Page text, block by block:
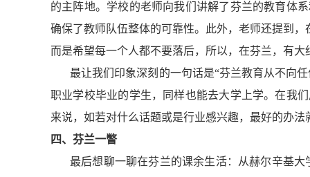
的主阵地。学校的老师向我们讲解了芬兰的教育体
确保了教师队伍整体的可靠性。此外，老师还提到
而是希望每一个人都不要落后，所以，在芬兰，有大
最让我们印象深刻的一句话是“芬兰教育从不向
职业学校毕业的学生，同样也能去大学上学。在我
来说，如若对什么话题或是行业感兴趣，最好的办法
四、 芬兰一瞥
最后想聊一聊在芬兰的课余生活：从赫尔辛基大